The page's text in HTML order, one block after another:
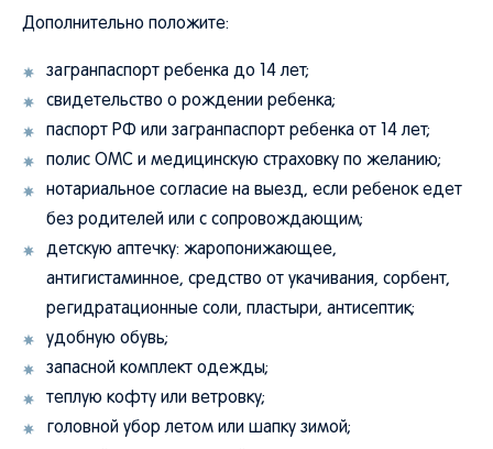
Дополнительно положите:
загранпаспорт ребенка до 14 лет;
свидетельство о рождении ребенка;
паспорт РФ или загранпаспорт ребенка от 14 лет;
полис ОМС и медицинскую страховку по желанию;
нотариальное согласие на выезд, если ребенок едет
без родителей или с сопровождающим;
детскую аптечку: жаропонижающее,
антигистаминное, средство от укачивания, сорбент,
регидратационные соли, пластыри, антисептик;
удобную обувь;
запасной комплект одежды;
теплую кофту или ветровку;
головной убор летом или шапку зимой;